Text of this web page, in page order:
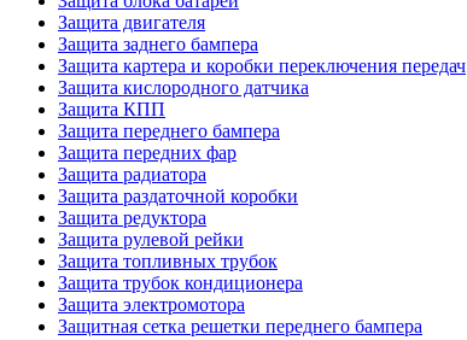
Защита двигателя
Защита заднего бампера
Защита картера и коробки переключения передач
Защита кислородного датчика
Защита КПП
Защита переднего бампера
Защита передних фар
Защита радиатора
Защита раздаточной коробки
Защита редуктора
Защита рулевой рейки
Защита топливных трубок
Защита трубок кондиционера
Защита электромотора
Защитная сетка решетки переднего бампера